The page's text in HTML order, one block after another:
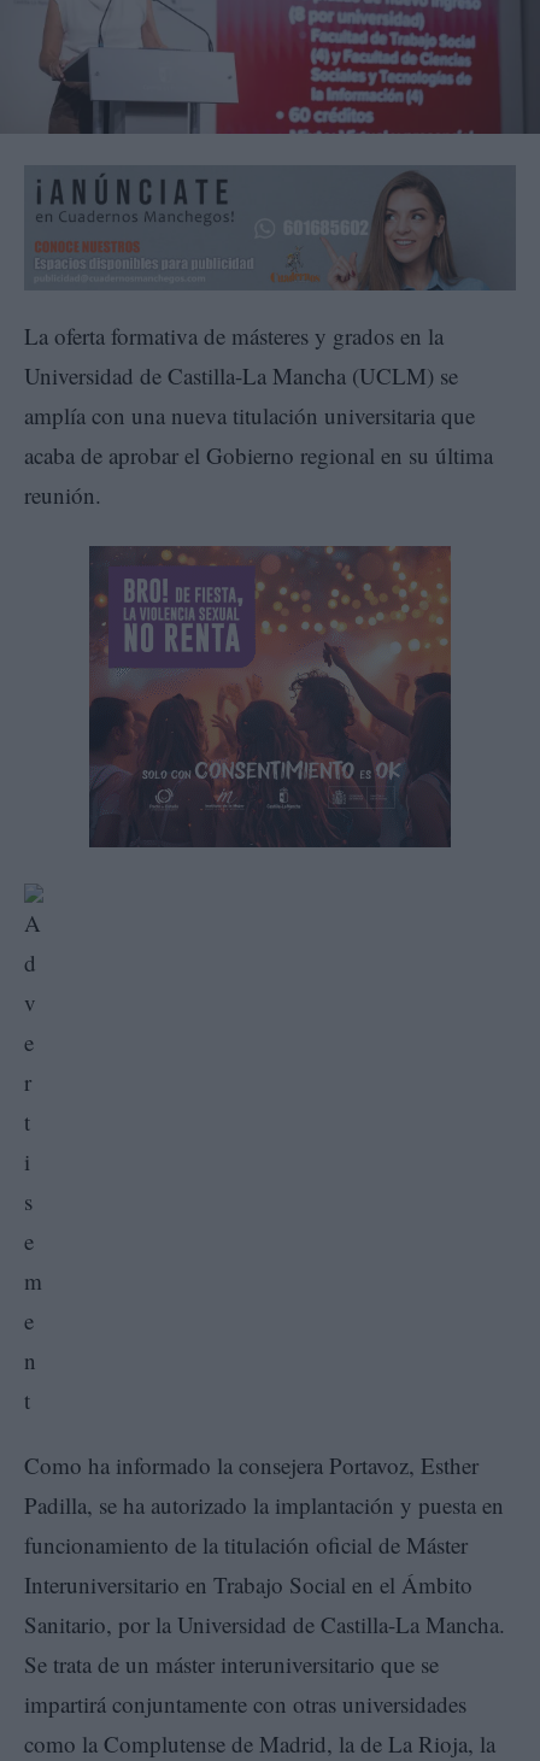
La oferta formativa de másteres y grados en la
Universidad de Castilla-La Mancha (UCLM) se
amplía con una nueva titulación universitaria que
acaba de aprobar el Gobierno regional en su última
reunión.
Como ha informado la consejera Portavoz, Esther
Padilla, se ha autorizado la implantación y puesta en
funcionamiento de la titulación oficial de Máster
Interuniversitario en Trabajo Social en el Ámbito
Sanitario, por la Universidad de Castilla-La Mancha.
Se trata de un máster interuniversitario que se
impartirá conjuntamente con otras universidades
como la Complutense de Madrid, la de La Rioja, la